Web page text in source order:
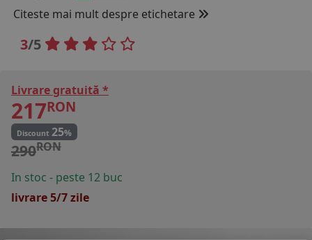
Citeste mai mult despre etichetare
3/5
Livrare gratuită *
217RON
Discount 25%
290RON
In stoc - peste 12 buc
livrare 5/7 zile